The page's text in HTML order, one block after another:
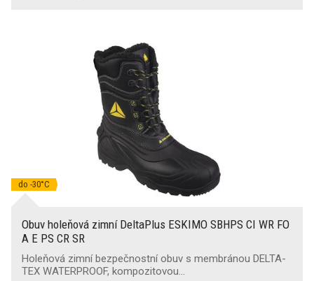
do -30°C
Obuv holeňová zimní DeltaPlus ESKIMO SBHPS CI WR FO
A E PS CR SR
Holeňová zimní bezpečnostní obuv s membránou DELTA-
TEX WATERPROOF, kompozitovou…